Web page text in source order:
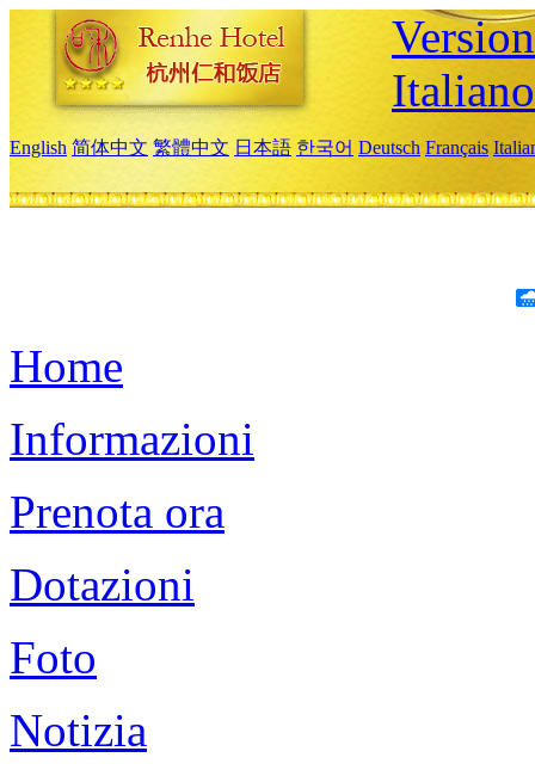
Italiano
English 简体中文 繁體中文 日本語 한국어 Deutsch Français
Home
Informazioni
Prenota ora
Dotazioni
Foto
Notizia